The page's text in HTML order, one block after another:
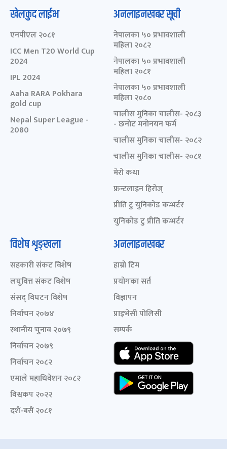
खेलकुद लाईभ
एनपीएल २०८१
ICC Men T20 World Cup
2024
IPL 2024
Aaha RARA Pokhara
gold cup
Nepal Super League -
2080
अनलाइनखबर सूची
नेपालका ५० प्रभावशाली
महिला २०८२
नेपालका ५० प्रभावशाली
महिला २०८१
नेपालका ५० प्रभावशाली
महिला २०८०
चालीस मुनिका चालीस- २०८३
- छनोट मनोनयन फर्म
चालीस मुनिका चालीस- २०८२
चालीस मुनिका चालीस- २०८१
मेरो कथा
फ्रन्टलाइन हिरोज्
प्रीति टु युनिकोड कन्भर्टर
युनिकोड टु प्रीति कन्भर्टर
विशेष शृङ्खला
सहकारी संकट विशेष
लघुवित्त संकट विशेष
संसद् विघटन विशेष
निर्वाचन २०७४
स्थानीय चुनाव २०७९
निर्वाचन २०७९
निर्वाचन २०८२
एमाले महाधिवेशन २०८२
विश्वकप २०२२
दशैं-बसैं २०८१
अनलाइनखबर
हाम्रो टिम
प्रयोगका सर्त
विज्ञापन
प्राइभेसी पोलिसी
सम्पर्क